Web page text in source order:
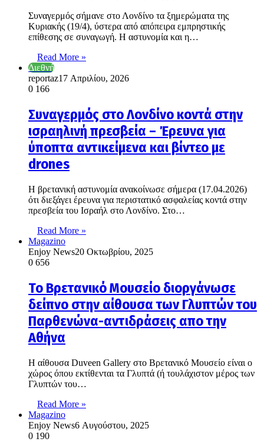
Συναγερμός σήμανε στο Λονδίνο τα ξημερώματα της
Κυριακής (19/4), ύστερα από απόπειρα εμπρηστικής
επίθεσης σε συναγωγή. Η αστυνομία και η…
Read More »
Διεθνή
reportaz17 Απριλίου, 2026
0 166
Συναγερμός στο Λονδίνο κοντά στην
ισραηλινή πρεσβεία – Έρευνα για
ύποπτα αντικείμενα και βίντεο με
drones
Η βρετανική αστυνομία ανακοίνωσε σήμερα (17.04.2026)
ότι διεξάγει έρευνα για περιστατικό ασφαλείας κοντά στην
πρεσβεία του Ισραήλ στο Λονδίνο. Στο…
Read More »
Magazino
Enjoy News20 Οκτωβρίου, 2025
0 656
To Βρετανικό Μουσείο διοργάνωσε
δείπνο στην αίθουσα των Γλυπτών του
Παρθενώνα-αντιδράσεις απο την
Αθήνα
Η αίθουσα Duveen Gallery στο Βρετανικό Μουσείο είναι ο
χώρος όπου εκτίθενται τα Γλυπτά (ή τουλάχιστον μέρος των
Γλυπτών του…
Read More »
Magazino
Enjoy News6 Αυγούστου, 2025
0 190